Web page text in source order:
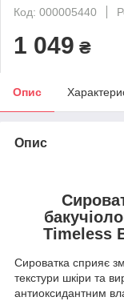
Код: 000005440
1 049 ₴
Опис
Опис
Timeless
Сироватка сприяє
текстури шкіри та
антиоксидантним